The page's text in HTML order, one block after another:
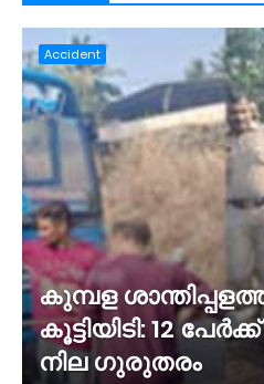
Accident
കുമ്പള
കൂട്ടിയിടി: 12
നില ഗുരുതരം